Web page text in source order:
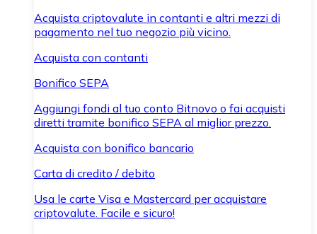
Acquista criptovalute in contanti e altri mezzi di
pagamento nel tuo negozio più vicino.
Acquista con contanti
Bonifico SEPA
Aggiungi fondi al tuo conto Bitnovo o fai acquisti
diretti tramite bonifico SEPA al miglior prezzo.
Acquista con bonifico bancario
Carta di credito / debito
Usa le carte Visa e Mastercard per acquistare
criptovalute. Facile e sicuro!